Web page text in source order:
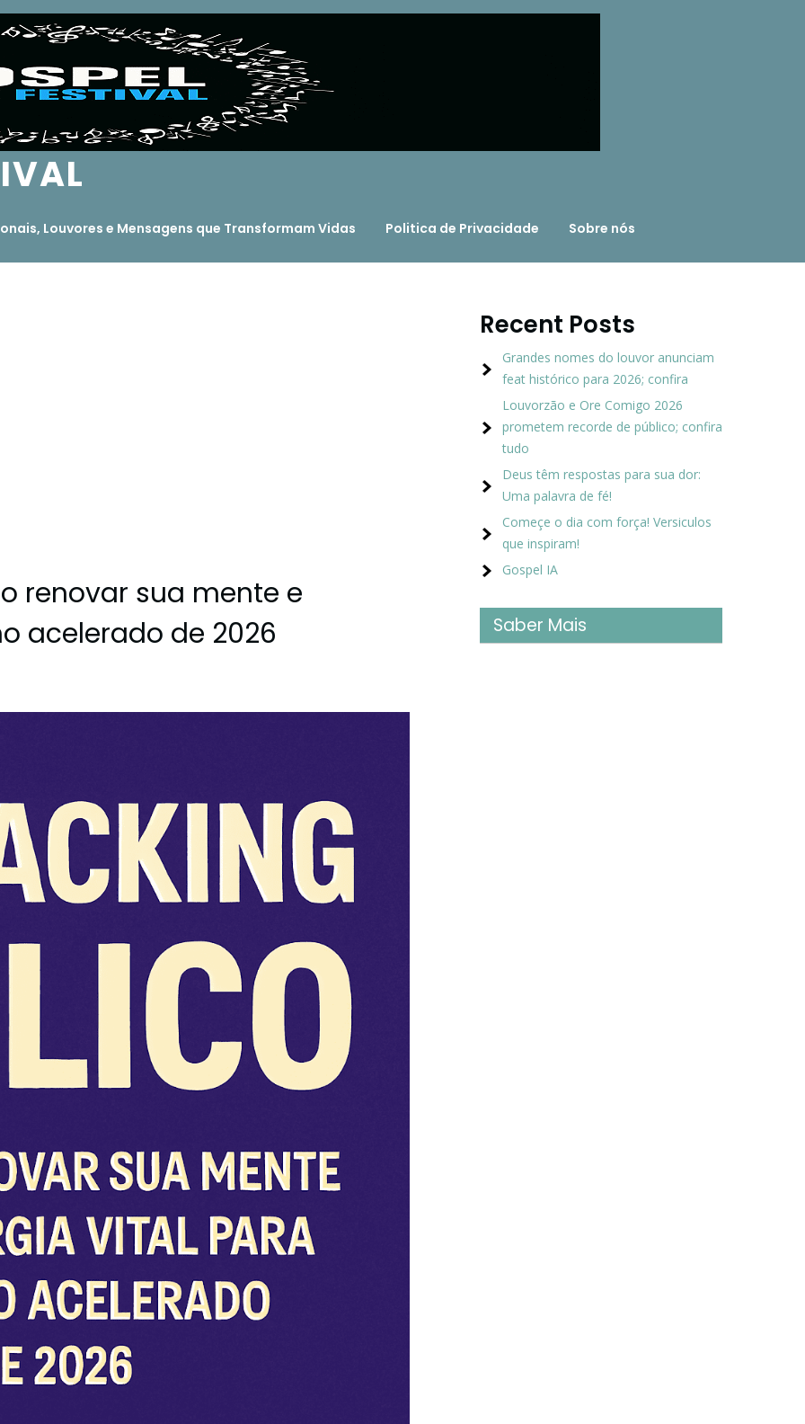
Louvores e Mensagens que Transformam Vidas Politica de Privacidade Sobre nós
renovar sua mente e
acelerado de 2026
Recent Posts
Grandes nomes do louvor anunciam
feat histórico para 2026; confira
Louvorzão e Ore Comigo 2026
prometem recorde de público; confira
tudo
Deus têm respostas para sua dor:
Uma palavra de fé!
Começe o dia com força! Versiculos
que inspiram!
Gospel IA
Saber Mais